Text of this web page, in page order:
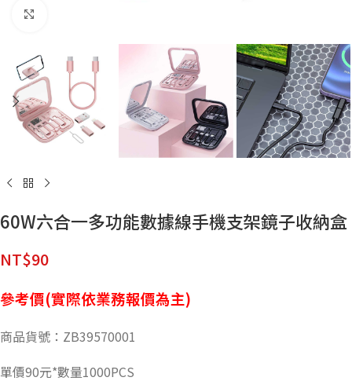
60W六合一多功能數據線手機支架鏡子收納盒
NT$90
參考價(實際依業務報價為主)
商品貨號：ZB39570001
單價90元*數量1000PCS